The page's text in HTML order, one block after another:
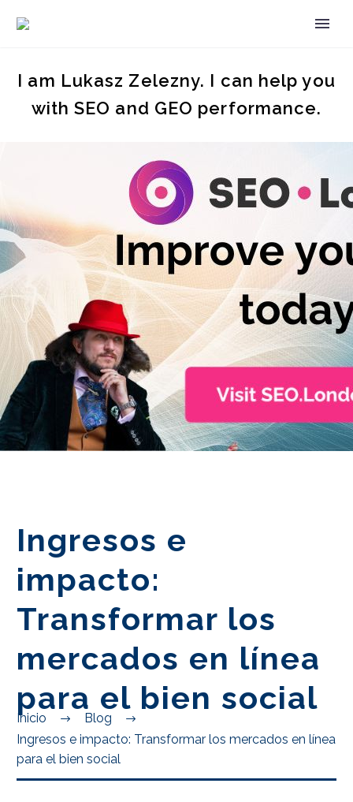
ES
I am Lukasz Zelezny. I can help you
with SEO and GEO performance.
Ingresos e
impacto:
Transformar los
mercados en línea
para el bien social
Inicio
Blog
Ingresos e impacto: Transformar los mercados en línea
para el bien social